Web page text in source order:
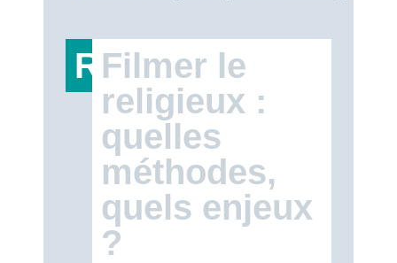
RT47
Filmer le
religieux :
quelles
méthodes,
quels enjeux
?